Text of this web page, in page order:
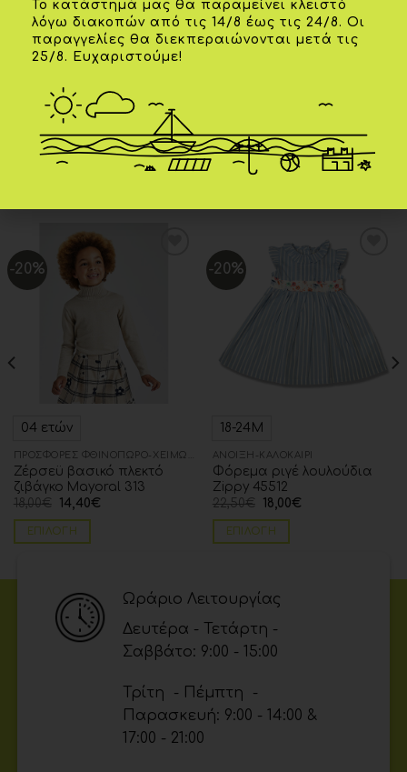
Επιπλέον πληροφορίες
ΧΡΏΜΑ
-20%
04 ετών
Ζέρσεϋ βασικό πλεκτό
ζιβάγκο Mayoral 313
18,00€ 14,40€
ΕΠΙΛΟΓΉ
-20%
18-24Μ
ΆΝΟΙΞΗ-ΚΑΛΟΚΑΊΡΙ
Φόρεμα ριγέ λουλούδια
Zippy 45512
22,50€ 18,00€
ΕΠΙΛΟΓΉ
Ωράριο Λειτουργίας
Δευτέρα - Τετάρτη -
Σαββάτο: 9:00 - 15:00
Τρίτη - Πέμπτη -
Παρασκευή: 9:00 - 14:00 &
17:00 - 21:00
Το κατάστημά μας θα παραμείνει κλειστό
λόγω διακοπών από τις 14/8 έως τις 24/8. Οι
παραγγελίες θα διεκπεραιώνονται μετά τις
25/8. Ευχαριστούμε!